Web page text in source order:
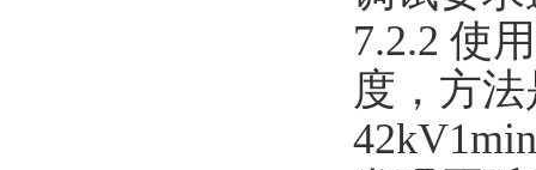
7.2.2 使
度，方